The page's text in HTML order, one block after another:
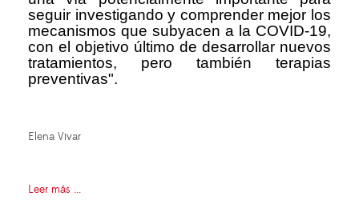
seguir investigando y comprender mejor los
mecanismos que subyacen a la COVID-19,
con el objetivo último de desarrollar nuevos
tratamientos, pero también terapias
preventivas".
Elena Vivar
Leer más ...